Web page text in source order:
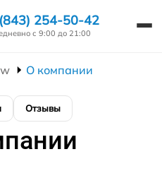
254-50-42
с 9:00 до 21:00
О компании
Отзывы